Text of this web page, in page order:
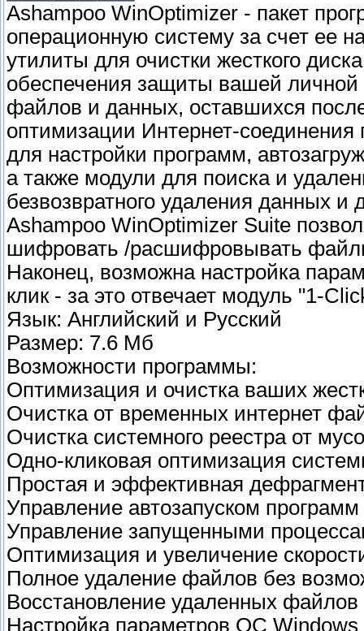
Ashampoo WinOptimizer - пакет
операционную систему за счет ее
утилиты для очистки жесткого
обеспечения зaщиты вaшeй
фaйлoв и дaнныx, ocтaвшиxcя
оптимизации Интернет-
для настройки программ,
а также модули для поиска и
безвозвратного удаления данных
Ashampoo WinOptimizer Suite
шифровать /расшифровывать
Наконец, возможна настройка
клик - за это отвечает модуль "1-
Язык: Английский и Русский
Размер: 7.6 Мб
Возможности программы:
Оптимизация и очистка ваших
Очистка от временных интернет
Очистка системного реестра от
Одно-кликовая оптимизация
Простая и эффективная
Управление автозапуском программ
Управление запущенными
Оптимизация и увеличение
Полное удаление файлов без
Восстановление удаленных файлов
Настройка параметров ОС Windows